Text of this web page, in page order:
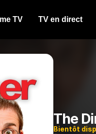
TV TV en direct
The
Bientôt